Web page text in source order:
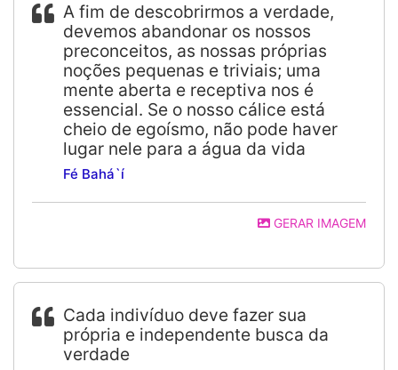
A fim de descobrirmos a verdade,
devemos abandonar os nossos
preconceitos, as nossas próprias
noções pequenas e triviais; uma
mente aberta e receptiva nos é
essencial. Se o nosso cálice está
cheio de egoísmo, não pode haver
lugar nele para a água da vida
Fé Bahá`í
GERAR IMAGEM
Cada indivíduo deve fazer sua
própria e independente busca da
verdade